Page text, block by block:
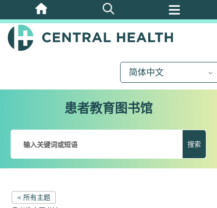
跳
至
主
简体中文
患者教育图书馆
搜索
< 所有主题